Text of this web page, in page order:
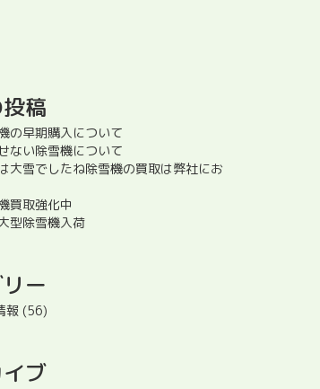
稿
の早期購入について
ない除雪機について
大雪でしたね除雪機の買取は弊社にお
買取強化中
型除雪機入荷
ー
報 (56)
ブ